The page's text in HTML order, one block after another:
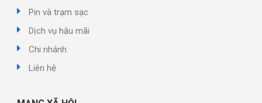
Pin và trạm sạc
Dịch vụ hậu mãi
Chi nhánh
Liên hệ